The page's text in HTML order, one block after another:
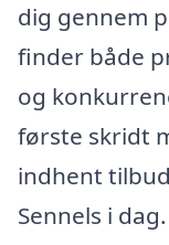
dig gennem
finder både
og
første skridt
indhent
Sennels i